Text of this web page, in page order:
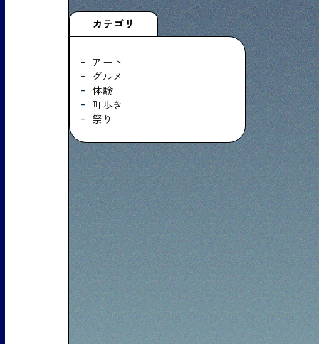
ぶらり、下町
下町の特集記事です
カテゴリ
アート
グルメ
体験
町歩き
祭り